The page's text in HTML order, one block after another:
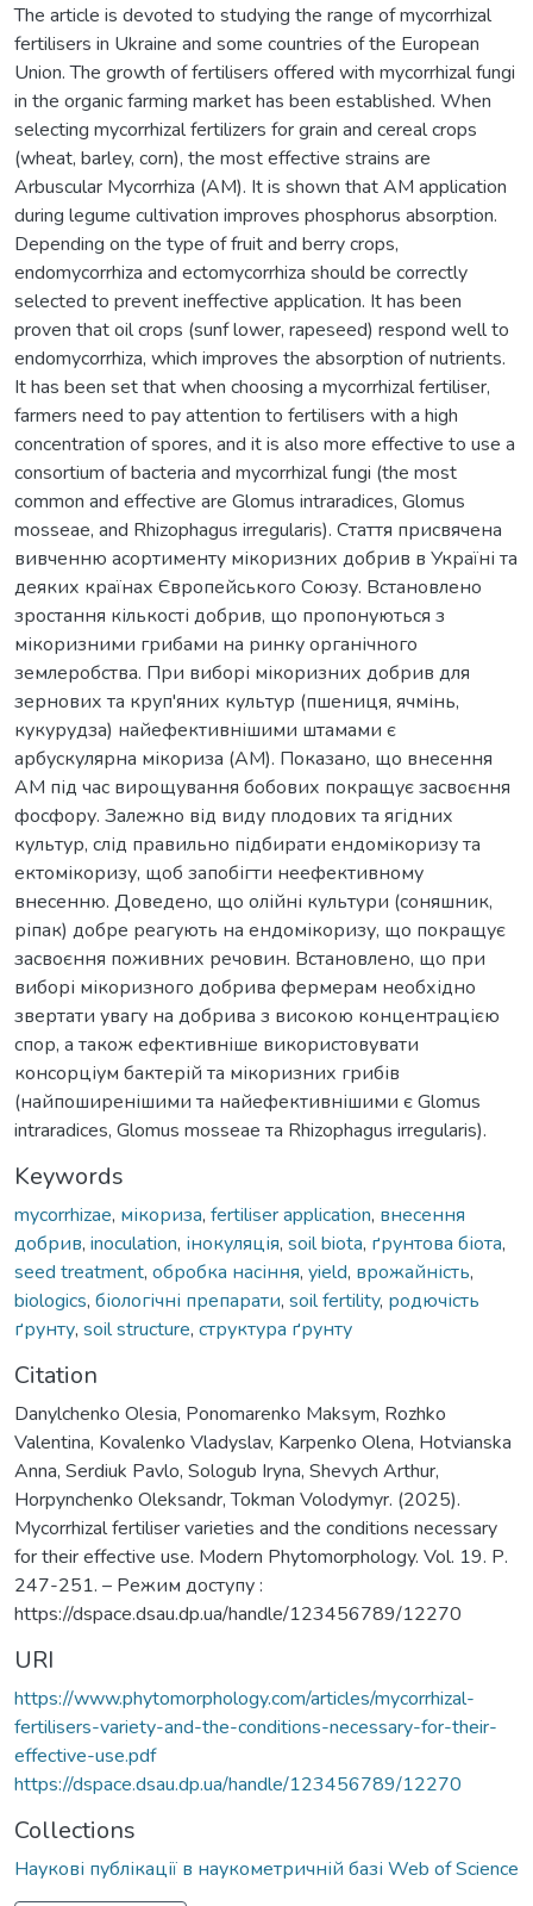
The article is devoted to studying the range of mycorrhizal
fertilisers in Ukraine and some countries of the European
Union. The growth of fertilisers offered with mycorrhizal fungi
in the organic farming market has been established. When
selecting mycorrhizal fertilizers for grain and cereal crops
(wheat, barley, corn), the most effective strains are
Arbuscular Mycorrhiza (AM). It is shown that AM application
during legume cultivation improves phosphorus absorption.
Depending on the type of fruit and berry crops,
endomycorrhiza and ectomycorrhiza should be correctly
selected to prevent ineffective application. It has been
proven that oil crops (sunf lower, rapeseed) respond well to
endomycorrhiza, which improves the absorption of nutrients.
It has been set that when choosing a mycorrhizal fertiliser,
farmers need to pay attention to fertilisers with a high
concentration of spores, and it is also more effective to use a
consortium of bacteria and mycorrhizal fungi (the most
common and effective are Glomus intraradices, Glomus
mosseae, and Rhizophagus irregularis). Стаття присвячена
вивченню асортименту мікоризних добрив в Україні та
деяких країнах Європейського Союзу. Встановлено
зростання кількості добрив, що пропонуються з
мікоризними грибами на ринку органічного
землеробства. При виборі мікоризних добрив для
зернових та круп'яних культур (пшениця, ячмінь,
кукурудза) найефективнішими штамами є
арбускулярна мікориза (АМ). Показано, що внесення
АМ під час вирощування бобових покращує засвоєння
фосфору. Залежно від виду плодових та ягідних
культур, слід правильно підбирати ендомікоризу та
ектомікоризу, щоб запобігти неефективному
внесенню. Доведено, що олійні культури (соняшник,
ріпак) добре реагують на ендомікоризу, що покращує
засвоєння поживних речовин. Встановлено, що при
виборі мікоризного добрива фермерам необхідно
звертати увагу на добрива з високою концентрацією
спор, а також ефективніше використовувати
консорціум бактерій та мікоризних грибів
(найпоширенішими та найефективнішими є Glomus
intraradices, Glomus mosseae та Rhizophagus irregularis).
Keywords
mycorrhizae, мікориза, fertiliser application, внесення
добрив, inoculation, інокуляція, soil biota, ґрунтова біота,
seed treatment, обробка насіння, yield, врожайність,
biologics, біологічні препарати, soil fertility, родючість
ґрунту, soil structure, структура ґрунту
Citation
Danylchenko Olesia, Ponomarenko Maksym, Rozhko
Valentina, Kovalenko Vladyslav, Karpenko Olena, Hotvianska
Anna, Serdiuk Pavlo, Sologub Iryna, Shevych Arthur,
Horpynchenko Oleksandr, Tokman Volodymyr. (2025).
Mycorrhizal fertiliser varieties and the conditions necessary
for their effective use. Modern Phytomorphology. Vol. 19. Р.
247-251. – Режим доступу :
https://dspace.dsau.dp.ua/handle/123456789/12270
URI
https://www.phytomorphology.com/articles/mycorrhizal-
fertilisers-variety-and-the-conditions-necessary-for-their-
effective-use.pdf
https://dspace.dsau.dp.ua/handle/123456789/12270
Collections
Наукові публікації в наукометричній базі Web of Science